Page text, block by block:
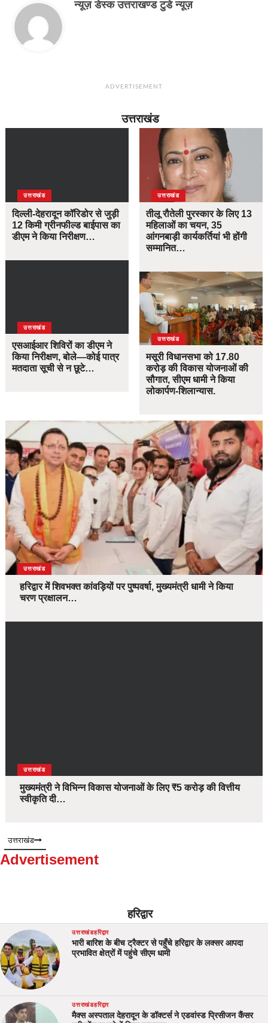
न्यूज़ डेस्क उत्तराखण्ड टुडे न्यूज़
ADVERTISEMENT
उत्तराखंड
उत्तराखंड
दिल्ली-देहरादून कॉरिडोर से जुड़ी
12 किमी ग्रीनफील्ड बाईपास का
डीएम ने किया निरीक्षण…
उत्तराखंड
एसआईआर शिविरों का डीएम ने
किया निरीक्षण, बोले—कोई पात्र
मतदाता सूची से न छूटे…
उत्तराखंड
तीलू रौतेली पुरस्कार के लिए 13
महिलाओं का चयन, 35
आंगनबाड़ी कार्यकर्तियां भी होंगी
सम्मानित…
उत्तराखंड
मसूरी विधानसभा को 17.80
करोड़ की विकास योजनाओं की
सौगात, सीएम धामी ने किया
लोकार्पण-शिलान्यास.
उत्तराखंड
हरिद्वार में शिवभक्त कांवड़ियों पर पुष्पवर्षा, मुख्यमंत्री धामी ने किया
चरण प्रक्षालन…
उत्तराखंड
मुख्यमंत्री ने विभिन्न विकास योजनाओं के लिए ₹5 करोड़ की वित्तीय
स्वीकृति दी…
उत्तराखंड
Advertisement
हरिद्वार
उत्तराखंडहरिद्वार
भारी बारिश के बीच ट्रैक्टर से पहुँचे हरिद्वार के लक्सर आपदा
प्रभावित क्षेत्रों में पहुंचे सीएम धामी
उत्तराखंडहरिद्वार
मैक्स अस्पताल देहरादून के डॉक्टर्स ने एडवांस्ड प्रिसीजन कैंसर